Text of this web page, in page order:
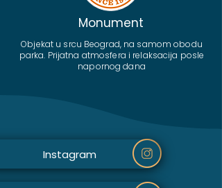
Monument
Objekat u srcu Beograd, na samom obodu
parka. Prijatna atmosfera i relaksacija posle
napornog dana
Instagram